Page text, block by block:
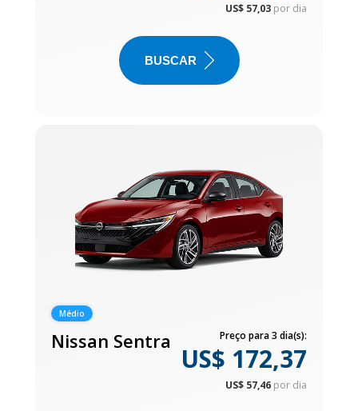
US$ 57,03 por dia
BUSCAR
Médio
Nissan Sentra Preço para 3 dia(s):
US$ 172,37
US$ 57,46 por dia